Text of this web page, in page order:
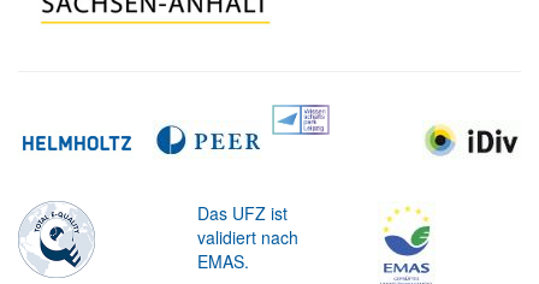
Das UFZ ist
validiert nach
EMAS.